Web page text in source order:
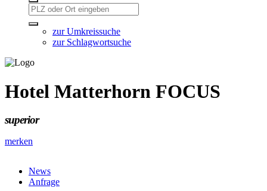
zur Umkreissuche
zur Schlagwortsuche
Hotel Matterhorn FOCUS
superior
merken
News
Anfrage